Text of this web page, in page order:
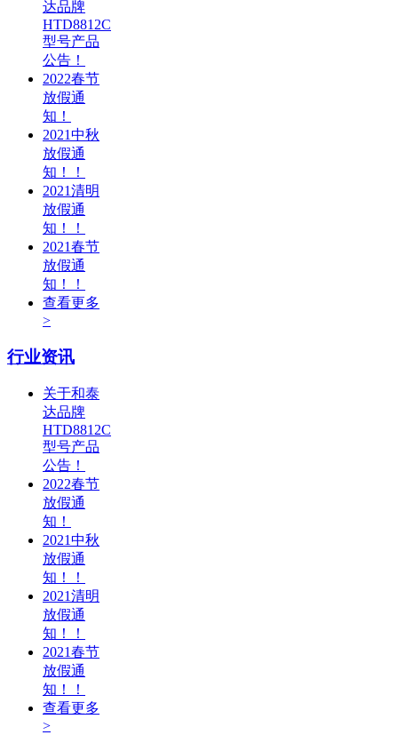
达品牌
HTD8812C
型号产品
公告！
2022春节
放假通
知！
2021中秋
放假通
知！！
2021清明
放假通
知！！
2021春节
放假通
知！！
查看更多
>
行业资讯
关于和泰
达品牌
HTD8812C
型号产品
公告！
2022春节
放假通
知！
2021中秋
放假通
知！！
2021清明
放假通
知！！
2021春节
放假通
知！！
查看更多
>